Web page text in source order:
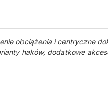
obciążenia i centryczne
haków, dodatkowe